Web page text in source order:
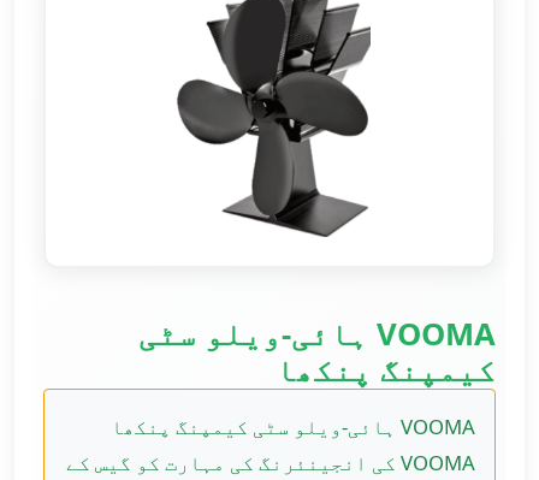
VOOMA ہائی-ویلو سٹی
کیمپنگ پنکھا
VOOMA ہائی-ویلو سٹی کیمپنگ پنکھا
VOOMA کی انجینئرنگ کی مہارت کو گیس کے